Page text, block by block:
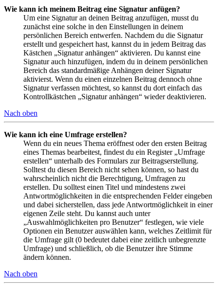
Wie kann ich meinem Beitrag eine Signatur anfügen?
Um eine Signatur an deinen Beitrag anzufügen, musst du
zunächst eine solche in den Einstellungen in deinem
persönlichen Bereich entwerfen. Nachdem du die Signatur
erstellt und gespeichert hast, kannst du in jedem Beitrag das
Kästchen „Signatur anhängen“ aktivieren. Du kannst eine
Signatur auch hinzufügen, indem du in deinem persönlichen
Bereich das standardmäßige Anhängen deiner Signatur
aktivierst. Wenn du einen einzelnen Beitrag dennoch ohne
Signatur verfassen möchtest, so kannst du dort einfach das
Kontrollkästchen „Signatur anhängen“ wieder deaktivieren.
Nach oben
Wie kann ich eine Umfrage erstellen?
Wenn du ein neues Thema eröffnest oder den ersten Beitrag
eines Themas bearbeitest, findest du ein Register „Umfrage
erstellen“ unterhalb des Formulars zur Beitragserstellung.
Solltest du diesen Bereich nicht sehen können, so hast du
wahrscheinlich nicht die Berechtigung, Umfragen zu
erstellen. Du solltest einen Titel und mindestens zwei
Antwortmöglichkeiten in die entsprechenden Felder eingeben
und dabei sicherstellen, dass jede Antwortmöglichkeit in einer
eigenen Zeile steht. Du kannst auch unter
„Auswahlmöglichkeiten pro Benutzer“ festlegen, wie viele
Optionen ein Benutzer auswählen kann, welches Zeitlimit für
die Umfrage gilt (0 bedeutet dabei eine zeitlich unbegrenzte
Umfrage) und schließlich, ob die Benutzer ihre Stimme
ändern können.
Nach oben